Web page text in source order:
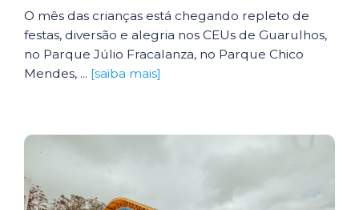
O mês das crianças está chegando repleto de
festas, diversão e alegria nos CEUs de Guarulhos,
no Parque Júlio Fracalanza, no Parque Chico
Mendes, ... [saiba mais]